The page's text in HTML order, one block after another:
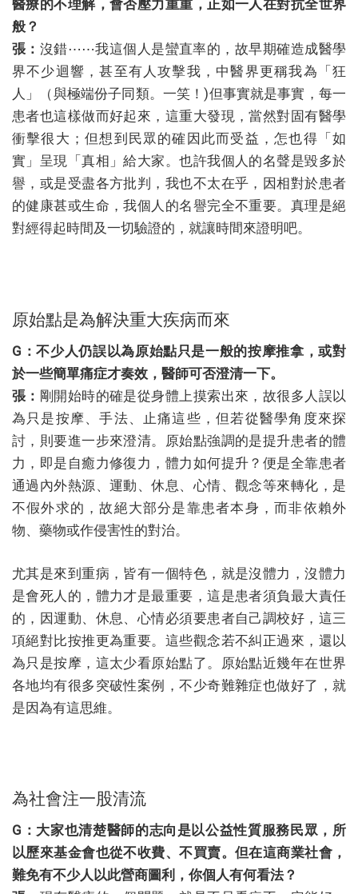
醫療的不理解，會否壓力重重，正如一人在對抗全世界
般？
張： 沒錯⋯⋯我這個人是蠻直率的，故早期確造成醫學
界不少迴響，甚至有人攻擊我，中醫界更稱我為「狂
人」（與極端份子同類。一笑！)但事實就是事實，每一
患者也這樣做而好起來，這重大發現，當然對固有醫學
衝擊很大；但想到民眾的確因此而受益，怎也得「如
實」呈現「真相」給大家。也許我個人的名聲是毀多於
譽，或是受盡各方批判，我也不太在乎，因相對於患者
的健康甚或生命，我個人的名譽完全不重要。真理是絕
對經得起時間及一切驗證的，就讓時間來證明吧。
原始點是為解決重大疾病而來
G：不少人仍誤以為原始點只是一般的按摩推拿，或對
於一些簡單痛症才奏效，醫師可否澄清一下。
張： 剛開始時的確是從身體上摸索出來，故很多人誤以
為只是按摩、手法、止痛這些，但若從醫學角度來探
討，則要進一步來澄清。原始點強調的是提升患者的體
力，即是自癒力修復力，體力如何提升？便是全靠患者
通過內外熱源、運動、休息、心情、觀念等來轉化，是
不假外求的，故絕大部分是靠患者本身，而非依賴外
物、藥物或作侵害性的對治。
尤其是來到重病，皆有一個特色，就是沒體力，沒體力
是會死人的，體力才是最重要，這是患者須負最大責任
的，因運動、休息、心情必須要患者自己調校好，這三
項絕對比按推更為重要。這些觀念若不糾正過來，還以
為只是按摩，這太少看原始點了。原始點近幾年在世界
各地均有很多突破性案例，不少奇難雜症也做好了，就
是因為有這思維。
為社會注一股清流
G：大家也清楚醫師的志向是以公益性質服務民眾，所
以歷來基金會也從不收費、不買賣。但在這商業社會，
難免有不少人以此營商圖利，你個人有何看法？